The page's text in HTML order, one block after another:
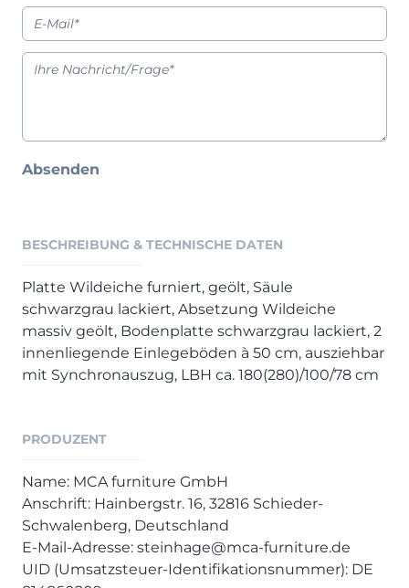
ALLES ANZEIGEN
JUGENDZIMMER
PROSPEKTE & KATALOGE
Henders & Hazel Katalog
XOOON Prospekt
SALE
Wohnzimmer
Schlafzimmer
Auftragsstatus anfordern
Wunsch-Liefertermin
Absenden
BESCHREIBUNG & TECHNISCHE DATEN
Platte Wildeiche furniert, geölt, Säule
schwarzgrau lackiert, Absetzung Wildeiche
massiv geölt, Bodenplatte schwarzgrau lackiert, 2
innenliegende Einlegeböden à 50 cm, ausziehbar
mit Synchronauszug, LBH ca. 180(280)/100/78 cm
PRODUZENT
Name: MCA furniture GmbH
Anschrift: Hainbergstr. 16, 32816 Schieder-
Schwalenberg, Deutschland
E-Mail-Adresse: steinhage@mca-furniture.de
UID (Umsatzsteuer-Identifikationsnummer): DE